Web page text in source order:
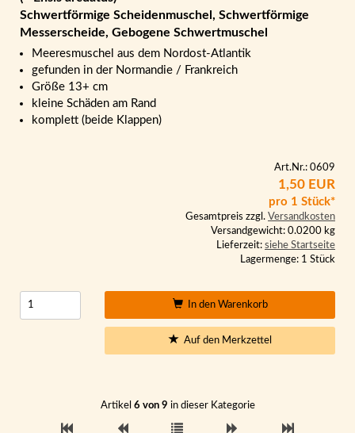
Schwertförmige Scheidenmuschel, Schwertförmige
Messerscheide, Gebogene Schwertmuschel
Meeresmuschel aus dem Nordost-Atlantik
gefunden in der Normandie / Frankreich
Größe 13+ cm
kleine Schäden am Rand
komplett (beide Klappen)
Art.Nr.: 0609
1,50 EUR
pro 1 Stück*
Gesamtpreis zzgl. Versandkosten
Versandgewicht: 0.0200 kg
Lieferzeit: siehe Startseite
Lagermenge: 1 Stück
In den Warenkorb
Auf den Merkzettel
Artikel 6 von 9 in dieser Kategorie